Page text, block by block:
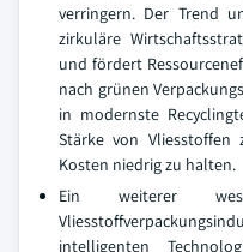
verringern. Der Trend
zirkuläre
und fördert
nach grünen
in modernste
Stärke von Vliesstoffen
Kosten niedrig zu halten.
Ein weiterer
intelligenten